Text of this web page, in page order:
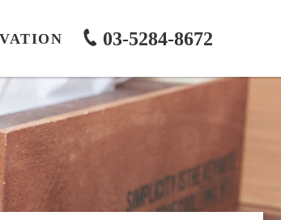
03-5284-8672